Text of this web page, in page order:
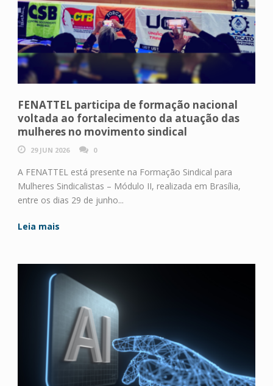
FENATTEL participa de formação nacional
voltada ao fortalecimento da atuação das
mulheres no movimento sindical
29 JUN 2026 0
A FENATTEL está presente na Formação Sindical para
Mulheres Sindicalistas – Módulo II, realizada em Brasília,
entre os dias 29 de junho...
Leia mais